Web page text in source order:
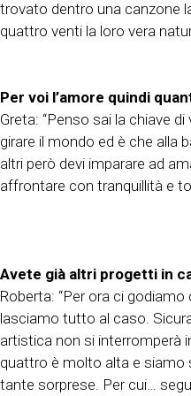
trovato dentro una canzone
quattro venti la loro vera
Per voi l’amore quindi
Greta: “Penso sai la chiave
girare il mondo ed è che alla
altri però devi imparare ad
affrontare con tranquillità e
Avete già altri progetti in
Roberta: “Per ora ci
lasciamo tutto al caso.
artistica non si interromperà
quattro è molto alta e siamo
tante sorprese. Per cui…